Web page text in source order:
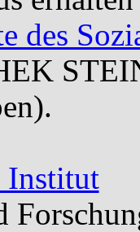
des
Institut